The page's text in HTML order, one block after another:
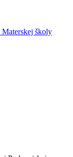
Materskej školy